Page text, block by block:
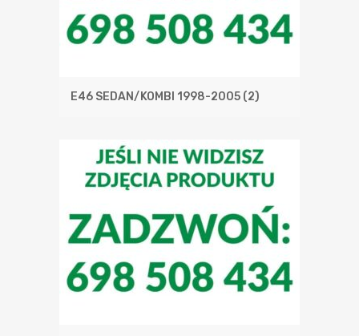
E46 SEDAN/KOMBI 1998-2005 (2)